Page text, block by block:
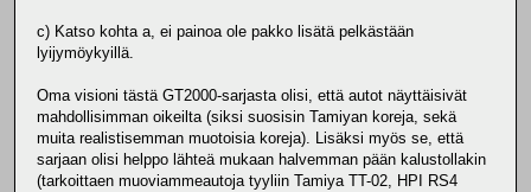
c) Katso kohta a, ei painoa ole pakko lisätä pelkästään
lyijymöykyillä.
Oma visioni tästä GT2000-sarjasta olisi, että autot näyttäisivät
mahdollisimman oikeilta (siksi suosisin Tamiyan koreja, sekä
muita realistisemman muotoisia koreja). Lisäksi myös se, että
sarjaan olisi helppo lähteä mukaan halvemman pään kalustollakin
(tarkoittaen muoviammeautoja tyyliin Tamiya TT-02, HPI RS4